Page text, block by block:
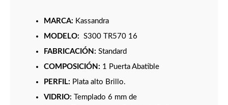
MARCA: Kassandra
MODELO: S300 TR570 16
FABRICACIÓN: Standard
COMPOSICIÓN: 1 Puerta Abatible
PERFIL: Plata alto Brillo.
VIDRIO: Templado 6 mm de